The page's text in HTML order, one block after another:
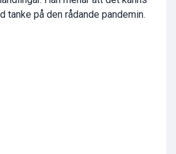
tanke på den rådande pandemin.